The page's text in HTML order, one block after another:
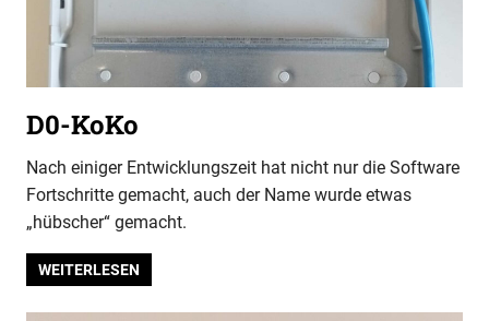
D0-KoKo
Nach einiger Entwicklungszeit hat nicht nur die Software
Fortschritte gemacht, auch der Name wurde etwas
„hübscher“ gemacht.
WEITERLESEN